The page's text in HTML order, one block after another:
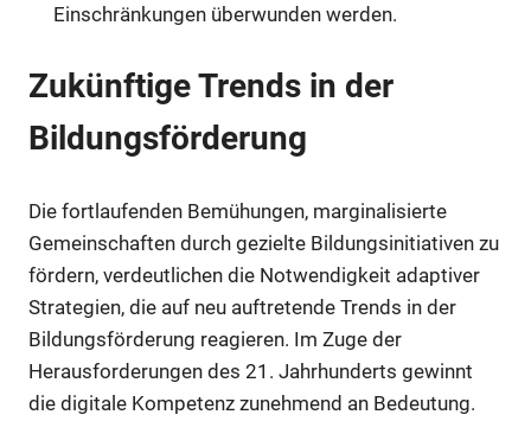
Einschränkungen überwunden werden.
Zukünftige Trends in der
Bildungsförderung
Die fortlaufenden Bemühungen, marginalisierte
Gemeinschaften durch gezielte Bildungsinitiativen zu
fördern, verdeutlichen die Notwendigkeit adaptiver
Strategien, die auf neu auftretende Trends in der
Bildungsförderung reagieren. Im Zuge der
Herausforderungen des 21. Jahrhunderts gewinnt
die digitale Kompetenz zunehmend an Bedeutung.